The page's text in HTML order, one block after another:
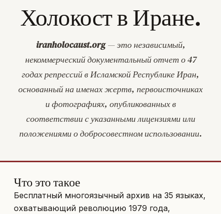
Холокост в Иране.
iranholocaust.org— это независимый,
некоммерческий документальный отчет о 47
годах репрессий в Исламской Республике Иран,
основанный на именах жертв, первоисточниках
и фотографиях, опубликованных в
соответствии с указанными лицензиями или
положениями о добросовестном использовании.
Что это такое
Бесплатный многоязычный архив на 35 языках,
охватывающий революцию 1979 года,